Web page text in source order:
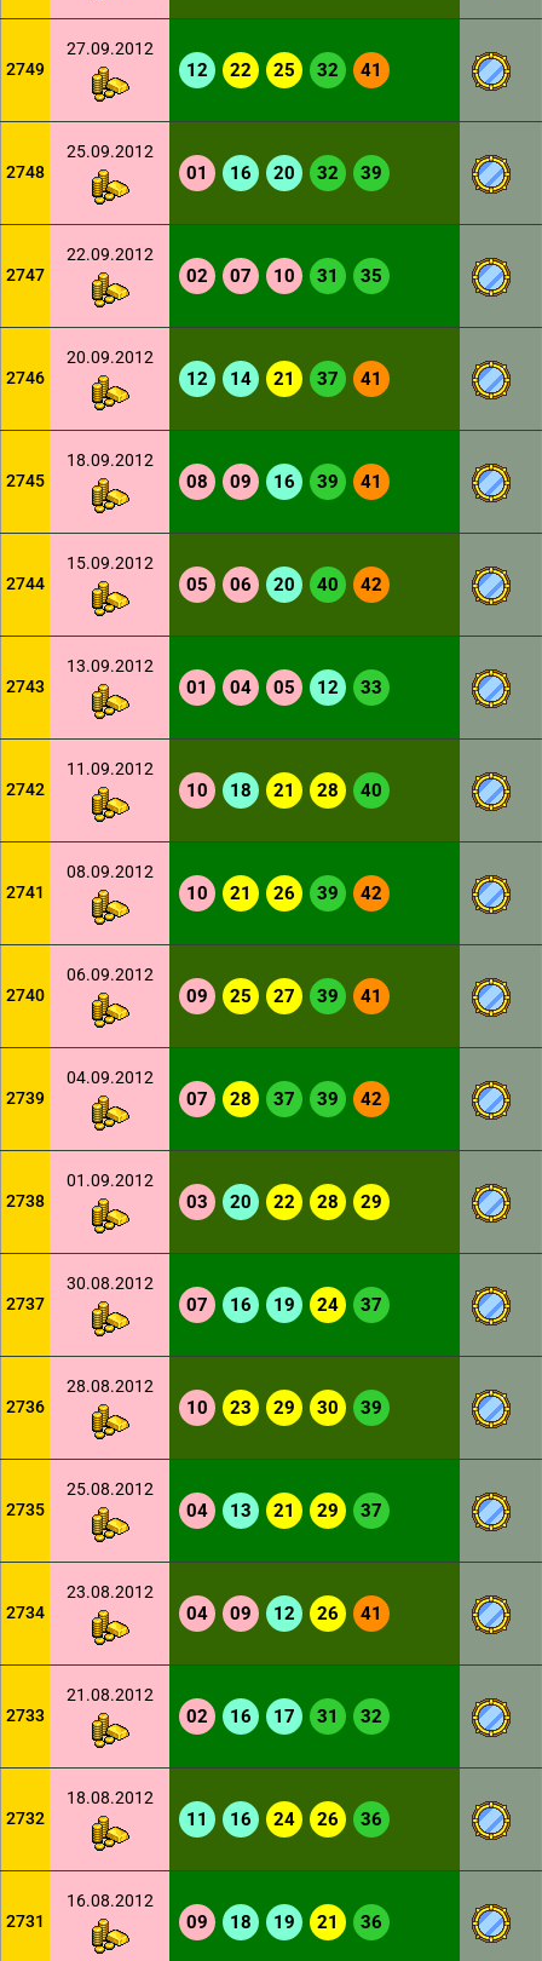
2749
27.09.2012
12 22 25 32 41
2748
25.09.2012
01 16 20 32 39
2747
22.09.2012
02 07 10 31 35
2746
20.09.2012
12 14 21 37 41
2745
18.09.2012
08 09 16 39 41
2744
15.09.2012
05 06 20 40 42
2743
13.09.2012
01 04 05 12 33
2742
11.09.2012
10 18 21 28 40
2741
08.09.2012
10 21 26 39 42
2740
06.09.2012
09 25 27 39 41
2739
04.09.2012
07 28 37 39 42
2738
01.09.2012
03 20 22 28 29
2737
30.08.2012
07 16 19 24 37
2736
28.08.2012
10 23 29 30 39
2735
25.08.2012
04 13 21 29 37
2734
23.08.2012
04 09 12 26 41
2733
21.08.2012
02 16 17 31 32
2732
18.08.2012
11 16 24 26 36
2731
16.08.2012
09 18 19 21 36